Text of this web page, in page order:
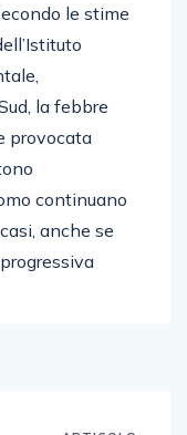
le stime
la febbre
provocata
continuano
anche se